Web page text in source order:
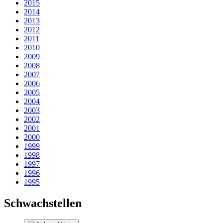
2015
2014
2013
2012
2011
2010
2009
2008
2007
2006
2005
2004
2003
2002
2001
2000
1999
1998
1997
1996
1995
Schwachstellen